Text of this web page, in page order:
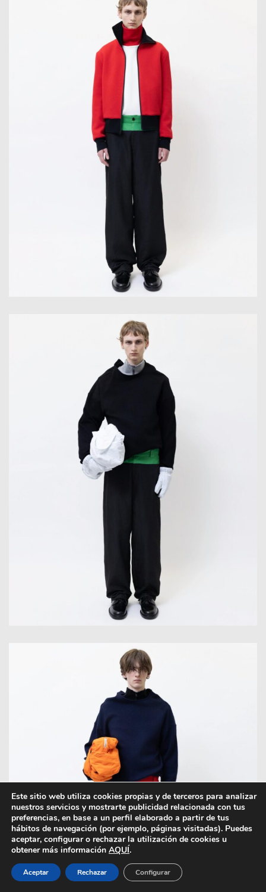
Este sitio web utiliza cookies propias y de terceros para analizar
nuestros servicios y mostrarte publicidad relacionada con tus
preferencias, en base a un perfil elaborado a partir de tus
hábitos de navegación (por ejemplo, páginas visitadas). Puedes
aceptar, configurar o rechazar la utilización de cookies u
obtener más información AQUÍ.
Aceptar Rechazar Configurar